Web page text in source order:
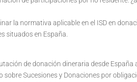
la normativa aplicable en el ISD en
situados en España.
de donación dineraria desde España
sobre Sucesiones y Donaciones por